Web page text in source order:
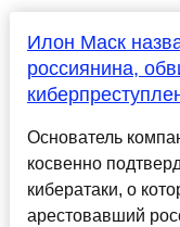
Илон Маск
россиянина,
Основатель
косвенно
кибератаки, о
арестовавший